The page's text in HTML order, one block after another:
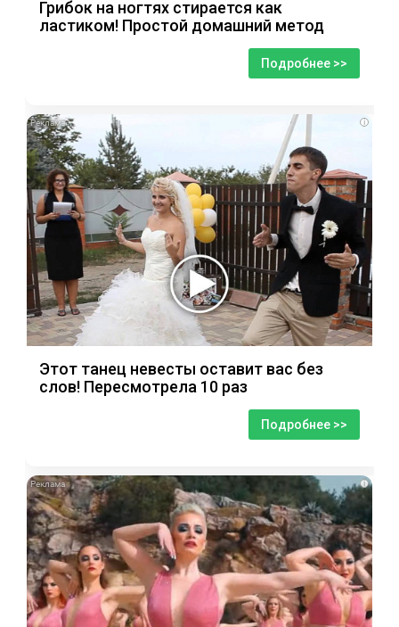
Грибок на ногтях стирается как
ластиком! Простой домашний метод
Подробнее >>
i
Этот танец невесты оставит вас без
слов! Пересмотрела 10 раз
Подробнее >>
i